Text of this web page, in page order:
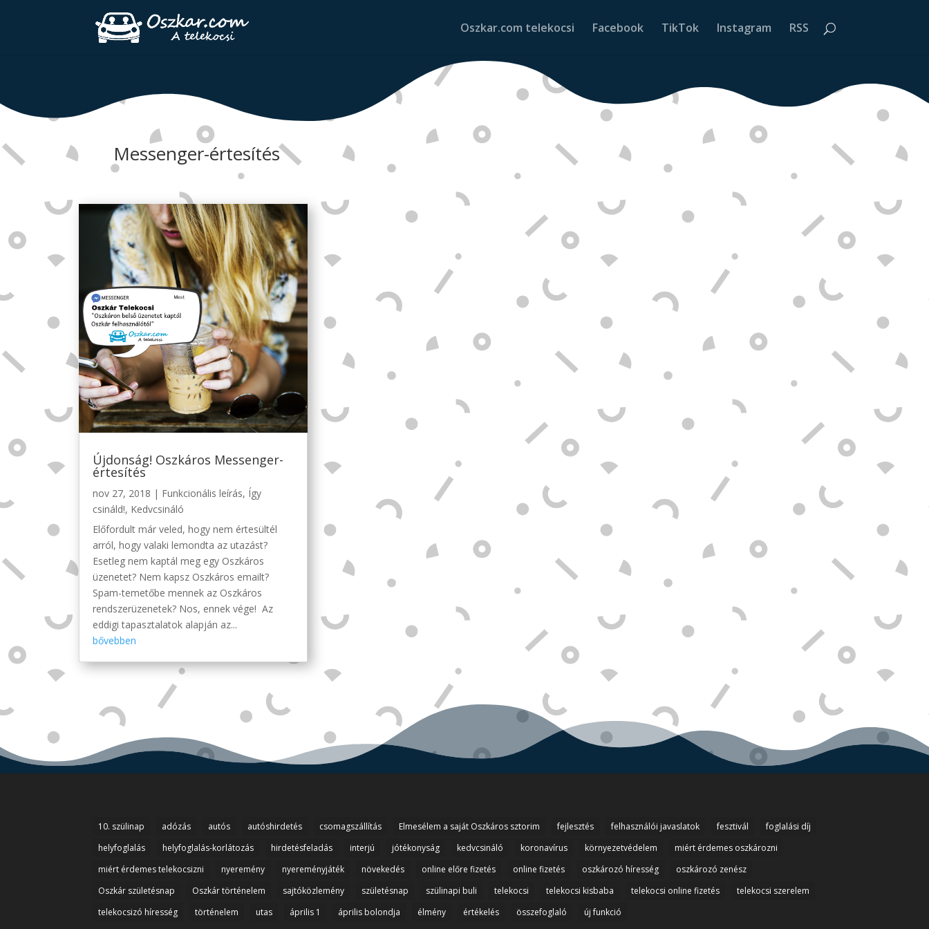
Oszkar.com telekocsi Facebook TikTok Instagram RSS
Messenger-értesítés
Újdonság! Oszkáros Messenger-
értesítés
nov 27, 2018 | Funkcionális leírás, Így
csináld!, Kedvcsináló
Előfordult már veled, hogy nem értesültél
arról, hogy valaki lemondta az utazást?
Esetleg nem kaptál meg egy Oszkáros
üzenetet? Nem kapsz Oszkáros emailt?
Spam-temetőbe mennek az Oszkáros
rendszerüzenetek? Nos, ennek vége! Az
eddigi tapasztalatok alapján az...
bővebben
10. szülinap adózás autós autóshirdetés csomagszállítás Elmesélem a saját Oszkáros sztorim fejlesztés felhasználói javaslatok fesztivál
foglalási díj
helyfoglalás
helyfoglalás-korlátozás hirdetésfeladás interjú jótékonyság kedvcsináló koronavírus környezetvédelem
miért érdemes oszkározni
miért érdemes telekocsizni
nyeremény nyereményjáték növekedés online előre fizetés online fizetés oszkározó híresség
oszkározó zenész
Oszkár születésnap
Oszkár történelem sajtóközlemény születésnap szülinapi buli telekocsi telekocsi kisbaba telekocsi online fizetés
telekocsi szerelem
telekocsizó híresség
történelem utas április 1 április bolondja élmény értékelés összefoglaló új funkció